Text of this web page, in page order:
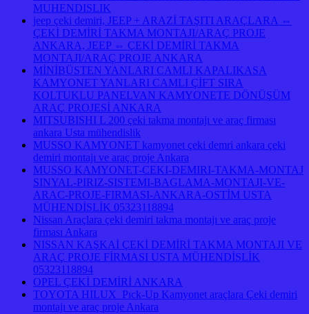
MUHENDISLIK
jeep çeki demiri, JEEP + ARAZİ TAŞITI ARAÇLARA ⇔
ÇEKİ DEMİRİ TAKMA MONTAJI/ARAÇ PROJE
ANKARA, JEEP ⇔ ÇEKİ DEMİRİ TAKMA
MONTAJI/ARAÇ PROJE ANKARA
MİNİBÜSTEN YANLARI CAMLI KAPALIKASA
KAMYONET YANLARI CAMLI ÇİFT SIRA
KOLTUKLU PANELVAN KAMYONETE DÖNÜŞÜM
ARAÇ PROJESİ ANKARA
MITSUBISHI L 200 çeki takma montajı ve araç firması
ankara Usta mühendislik
MUSSO KAMYONET kamyonet çeki demri ankara çeki
demiri montajı ve araç proje Ankara
MUSSO KAMYONET-CEKI-DEMIRI-TAKMA-MONTAJ
SINYAL-PIRIZ-SISTEMI-BAGLAMA-MONTAJI-VE-
ARAC-PROJE-FIRMASI-ANKARA-OSTİM USTA
MÜHENDİSLİK 05323118894
Nissan Araçlara çeki demiri takma montajı ve araç proje
firması Ankara
NISSAN KAŞKAİ ÇEKİ DEMİRİ TAKMA MONTAJI VE
ARAÇ PROJE FİRMASI USTA MÜHENDİSLİK
05323118894
OPEL ÇEKİ DEMİRİ ANKARA
TOYOTA HILUX Pıck-Up Kamyonet araçlara Çeki demiri
montajı ve araç proje Ankara